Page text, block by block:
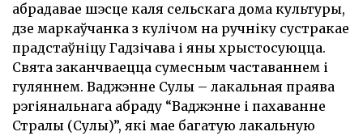
абрадавае шэсце каля сельскага дома культуры,
дзе маркаўчанка з кулічом на ручніку сустракае
прадстаўніцу Гадзічава і яны хрыстосуюцца.
Свята заканчваецца сумесным частаваннем і
гуляннем. Ваджэнне Сулы – лакальная праява
рэгіянальнага абраду “Ваджэнне і пахаванне
Стралы (Сулы)”, які мае багатую лакальную